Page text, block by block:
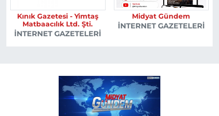
Kınık Gazetesi - Yimtaş
Matbaacılık Ltd. Şti.
İNTERNET GAZETELERI
Midyat Gündem
İNTERNET GAZETELERI